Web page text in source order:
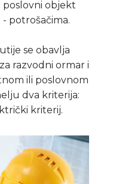
objekt
potrošačima.
se obavlja
razvodni ormar i
ili poslovnom
dva kriterija:
kriterij.